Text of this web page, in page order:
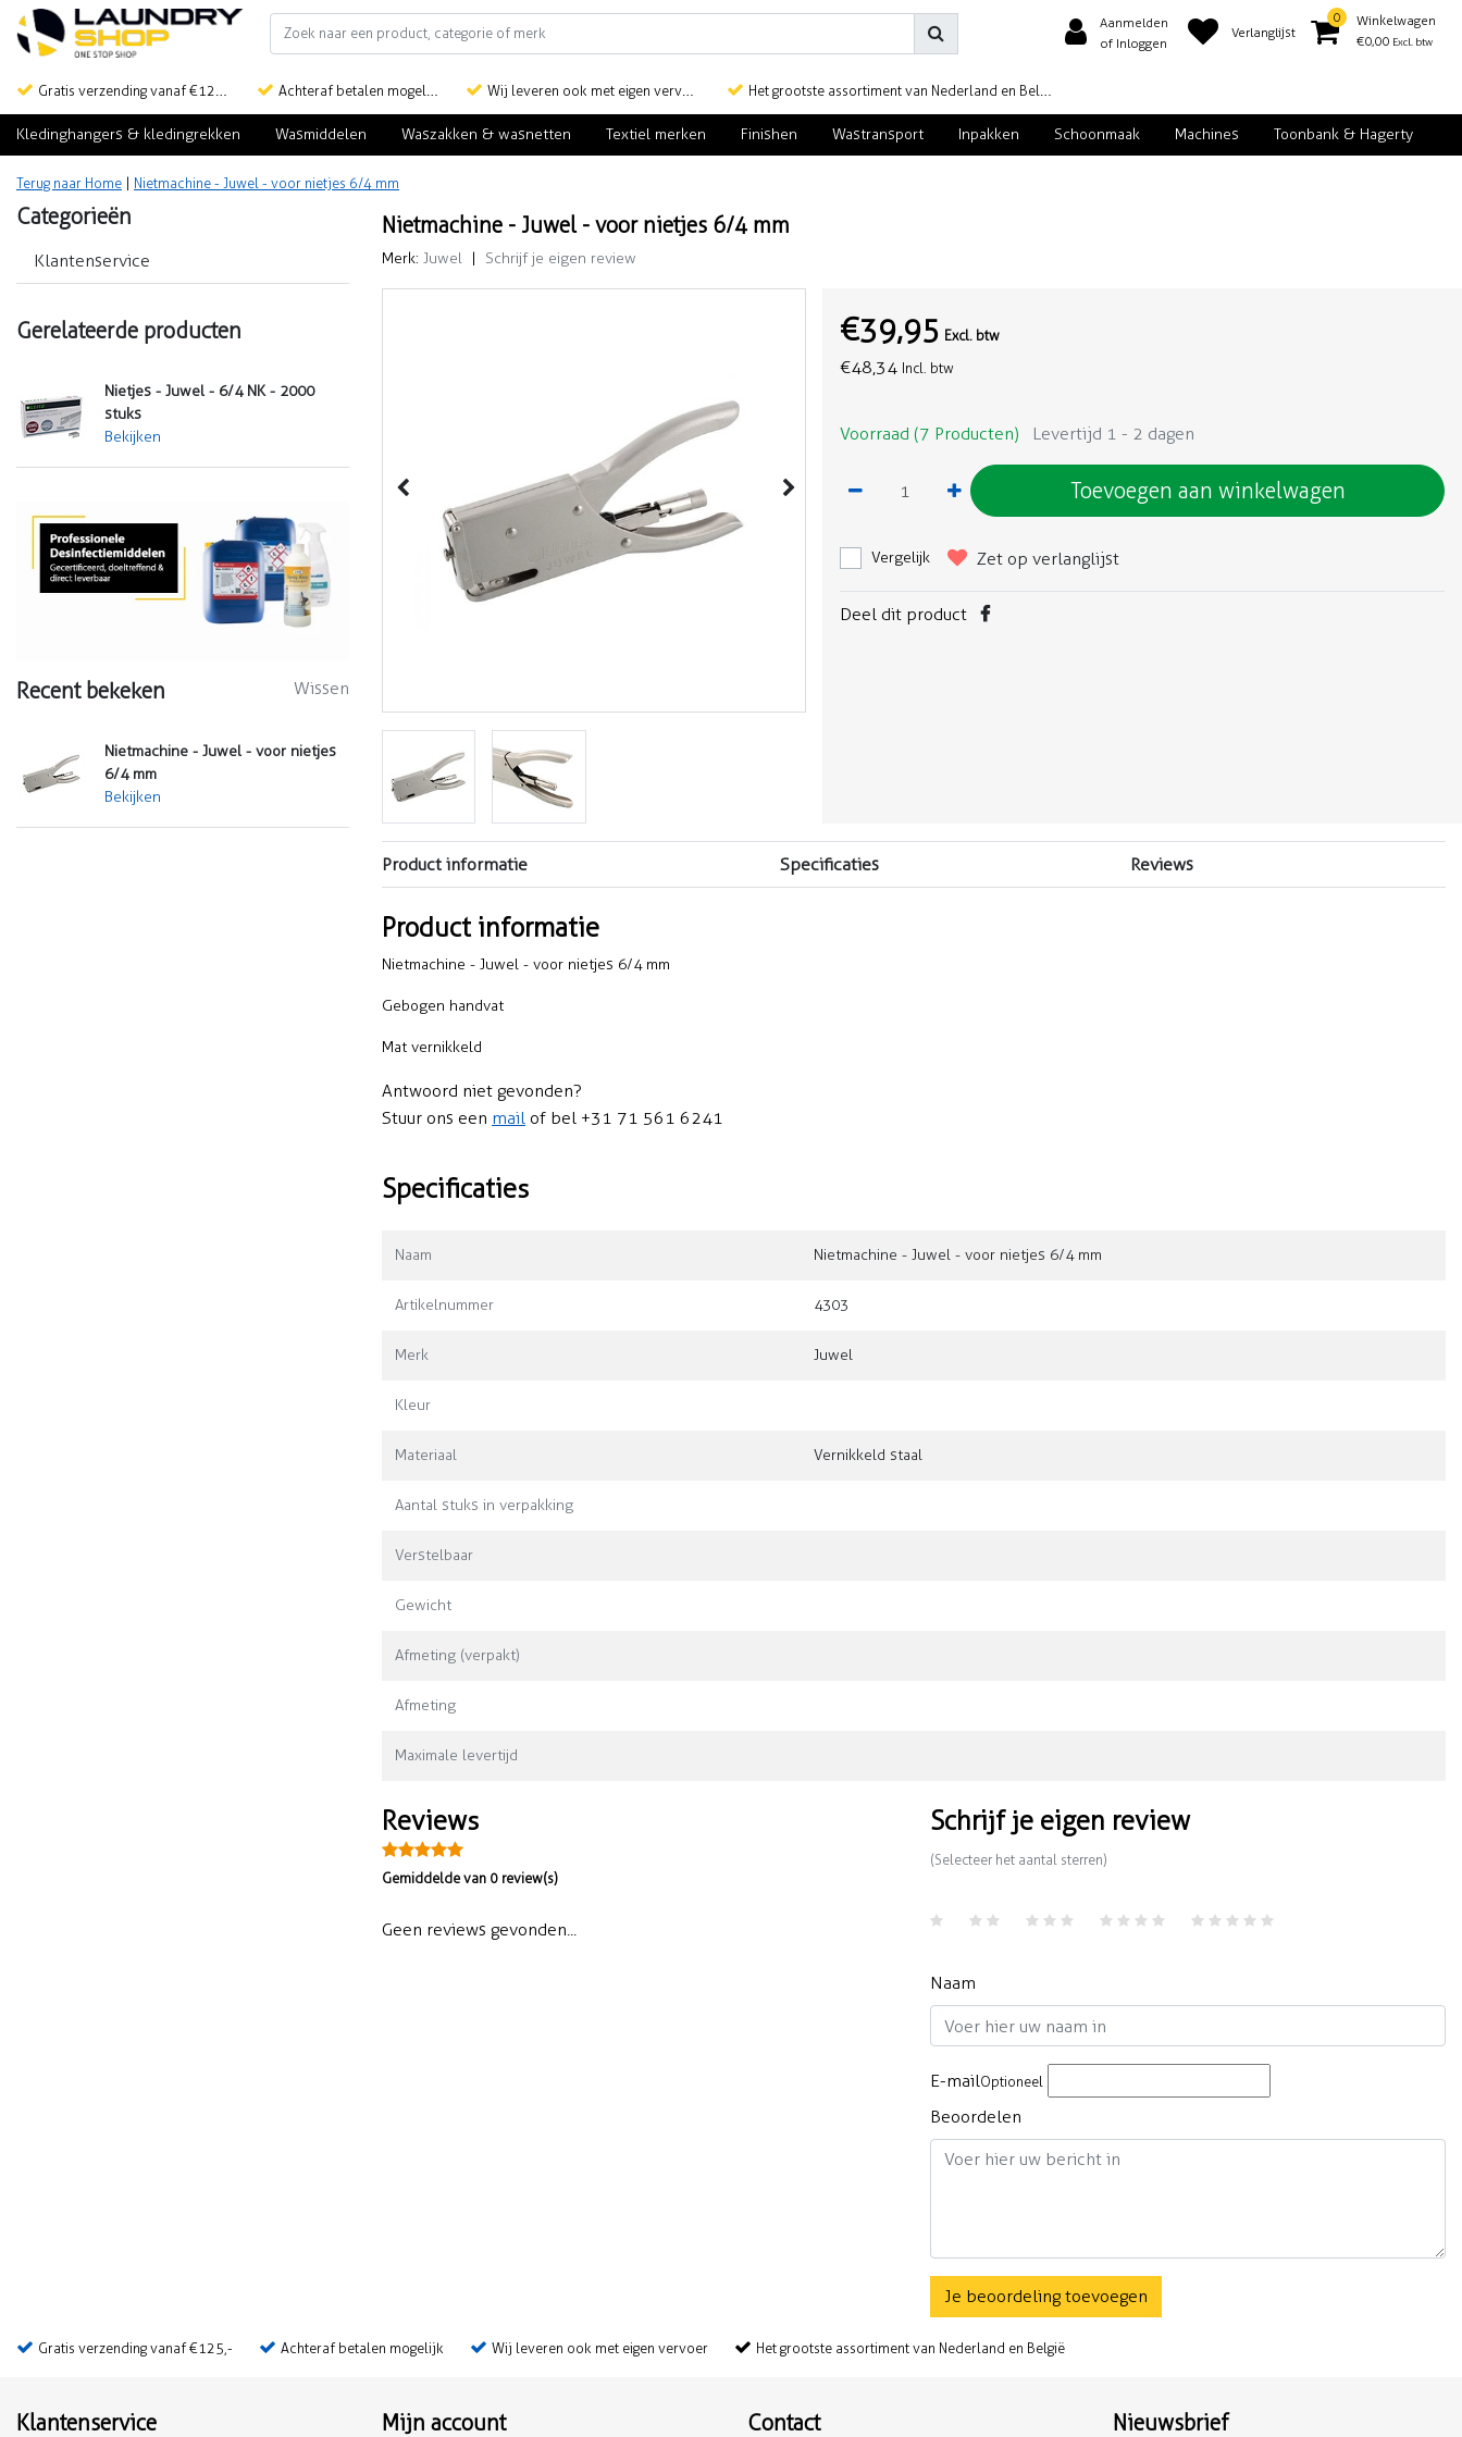
Aanmelden
of Inloggen
Verlanglijst
0
Winkelwagen
€0,00 Excl. btw
Gratis verzending vanaf €125,- Achteraf betalen mogelijk Wij leveren ook met eigen vervoer Het grootste assortiment van Nederland en België
Kledinghangers & kledingrekken Wasmiddelen Waszakken & wasnetten Textiel merken Finishen Wastransport Inpakken Schoonmaak Machines Toonbank & Hagerty
Terug naar Home Nietmachine - Juwel - voor nietjes 6/4 mm
Categorieën
Klantenservice
Gerelateerde producten
Nietjes - Juwel - 6/4 NK - 2000
stuks
Bekijken
Recent bekeken Wissen
Nietmachine - Juwel - voor nietjes
6/4 mm
Bekijken
Nietmachine - Juwel - voor nietjes 6/4 mm
Merk: Juwel | Schrijf je eigen review
€39,95 Excl. btw
€48,34 Incl. btw
Voorraad (7 Producten) Levertijd 1 - 2 dagen
Toevoegen aan winkelwagen
Vergelijk Zet op verlanglijst
Deel dit product
Product informatie Specificaties Reviews
Product informatie
Nietmachine - Juwel - voor nietjes 6/4 mm
Gebogen handvat
Mat vernikkeld
Antwoord niet gevonden?
Stuur ons een mail of bel +31 71 561 6241
Specificaties
Naam Nietmachine - Juwel - voor nietjes 6/4 mm
Artikelnummer 4303
Merk Juwel
Kleur
Materiaal Vernikkeld staal
Aantal stuks in verpakking
Verstelbaar
Gewicht
Afmeting (verpakt)
Afmeting
Maximale levertijd
Reviews
Gemiddelde van 0 review(s)
Geen reviews gevonden...
Schrijf je eigen review
(Selecteer het aantal sterren)
Naam
E-mailOptioneel
Beoordelen
Je beoordeling toevoegen
Gratis verzending vanaf €125,- Achteraf betalen mogelijk Wij leveren ook met eigen vervoer Het grootste assortiment van Nederland en België
Klantenservice Mijn account Contact Nieuwsbrief